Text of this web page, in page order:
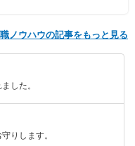
ノウハウの記事をもっと見る
した。
りします。